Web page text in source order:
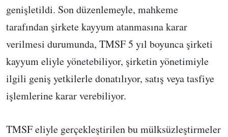
genişletildi. Son düzenlemeyle, mahkeme
tarafından şirkete kayyum atanmasına karar
verilmesi durumunda, TMSF 5 yıl boyunca şirketi
kayyum eliyle yönetebiliyor, şirketin yönetimiyle
ilgili geniş yetkilerle donatılıyor, satış veya tasfiye
işlemlerine karar verebiliyor.
TMSF eliyle gerçekleştirilen bu mülksüzleştirmeler